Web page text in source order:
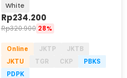
White
Rp234.200
Rp320.900 28%
Online JKTP
JKTB
JKTU
TGR CKP
PBKS
PDPK